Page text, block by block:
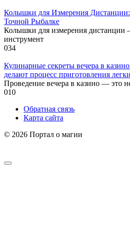
Колышки для Измерения
Точной Рыбалке
Колышки для измерения
инструмент
034
Кулинарные секреты вечера в
делают процесс приготовления
Проведение вечера в казино — это
010
Обратная связь
Карта сайта
© 2026 Портал о магии